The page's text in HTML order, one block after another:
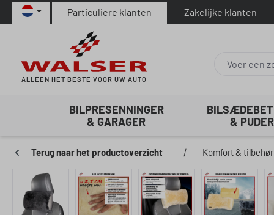
de hoofdinhoud
Ga naar de zoekopdracht
Ga naar de hoofdnavigatie
Particuliere klanten Zakelijke klanten
ALLEEN HET BESTE VOOR UW AUTO
BILPRESENNINGER
& GARAGER
& PUDER
Terug naar het productoverzicht | Komfort & tilbehør
Afbeeldingengalerij overslaan